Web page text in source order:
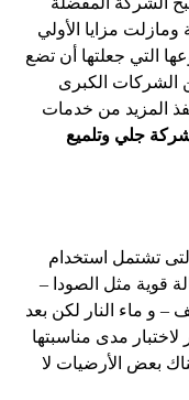
ومازلت مزايا الأولي
التي جعلتها أن تضع
الشركات الكبرى
المزيد من خدمات
جلي وتلميع
تشتمل استخدام
قوية مثل الصودا –
– و ماء النار لكن بعد
مدى مناسبتها
بعض الأرضيات لا